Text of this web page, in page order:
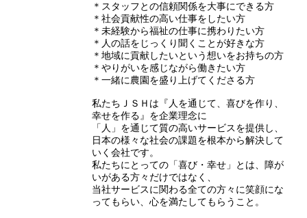
＊スタッフとの信頼関係を大事にできる方
＊社会貢献性の高い仕事をしたい方
＊未経験から福祉の仕事に携わりたい方
＊人の話をじっくり聞くことが好きな方
＊地域に貢献したいという想いをお持ちの方
＊やりがいを感じながら働きたい方
＊一緒に農園を盛り上げてくださる方
私たちＪＳＨは『人を通じて、喜びを作り、
幸せを作る』を企業理念に
「人」を通じて質の高いサービスを提供し、
日本の様々な社会の課題を根本から解決して
いく会社です。
私たちにとっての「喜び・幸せ」とは、障が
いがある方々だけではなく、
当社サービスに関わる全ての方々に笑顔にな
ってもらい、心を満たしてもらうこと。